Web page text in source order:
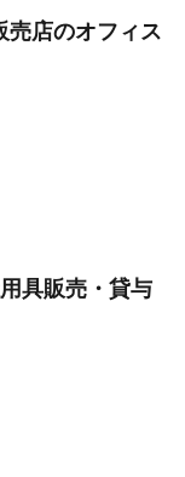
売店のオフィス
具販売・貸与